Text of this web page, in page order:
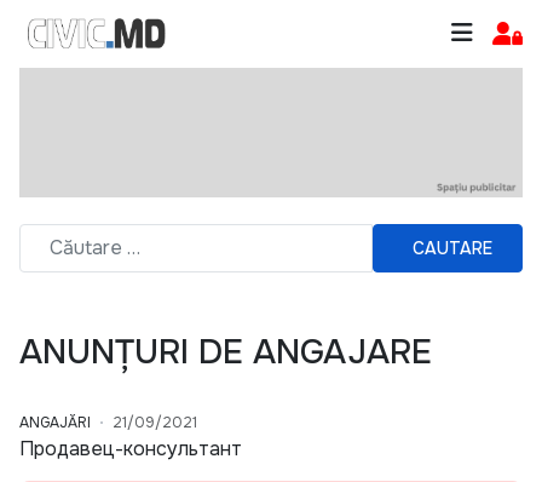
CAUTARE
ANUNȚURI DE ANGAJARE
ANGAJĂRI 21/09/2021
Продавец-консультант